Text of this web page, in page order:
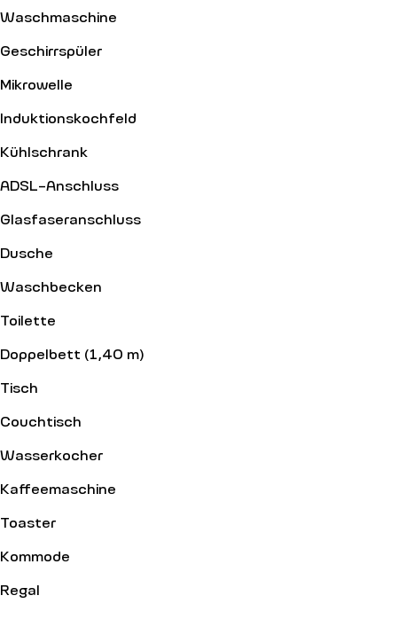
Waschmaschine
Geschirrspüler
Mikrowelle
Induktionskochfeld
Kühlschrank
ADSL-Anschluss
Glasfaseranschluss
Dusche
Waschbecken
Toilette
Doppelbett (1,40 m)
Tisch
Couchtisch
Wasserkocher
Kaffeemaschine
Toaster
Kommode
Regal